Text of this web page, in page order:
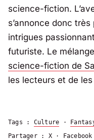
science-fiction.
s’annonce donc
intrigues
futuriste. Le
science-fiction de
les lecteurs et de
Tags : Culture ·
Partager : X· Facebook